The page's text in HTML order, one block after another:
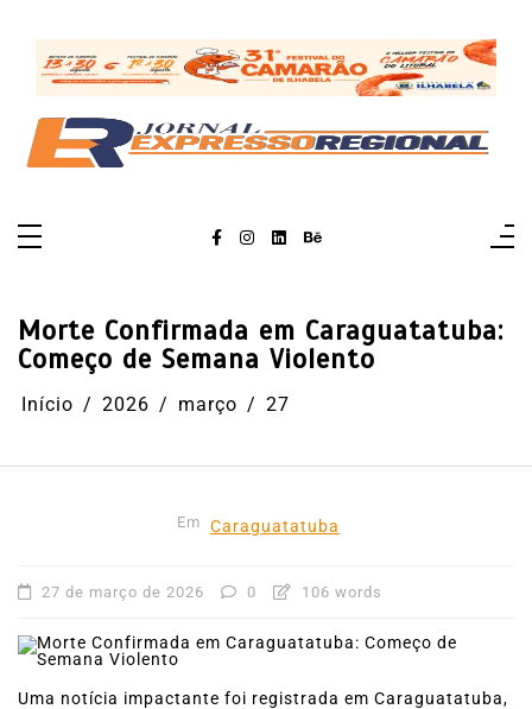
conteúdo
Morte Confirmada em Caraguatatuba:
Começo de Semana Violento
Início 2026 março 27
Em Caraguatatuba
27 de março de 2026 0 106 words
Uma notícia impactante foi registrada em Caraguatatuba,